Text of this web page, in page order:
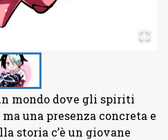
mondo dove gli spiriti
una presenza concreta e
storia c’è un giovane